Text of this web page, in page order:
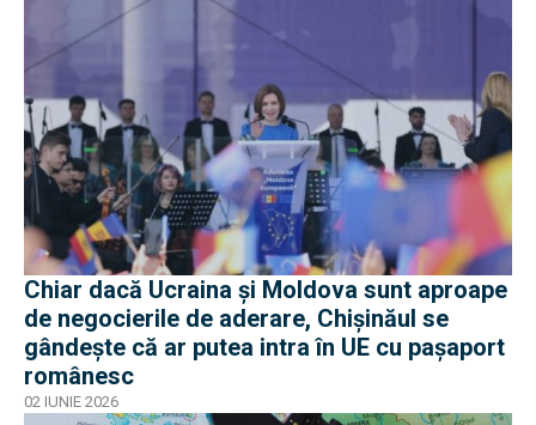
Chiar dacă Ucraina și Moldova sunt aproape
de negocierile de aderare, Chișinăul se
gândește că ar putea intra în UE cu pașaport
românesc
02 IUNIE 2026